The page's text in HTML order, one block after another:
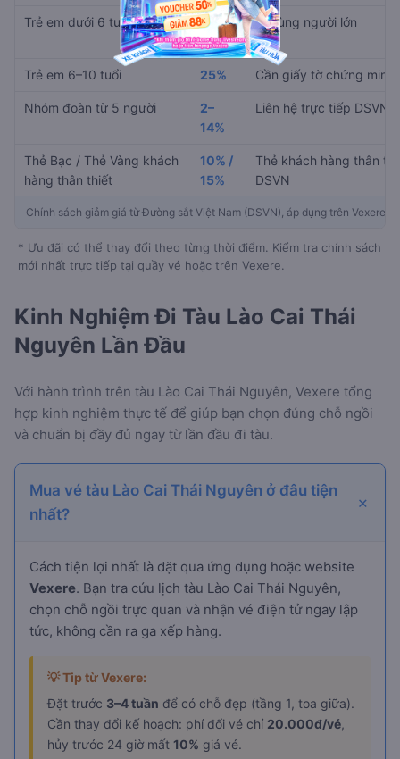
Chính sách giảm giá từ Đường sắt Việt Nam (DSVN), áp dụng trên Vexere
Trẻ em dưới 6 tuổi
Miễn
phí
Đi cùng người lớn
Trẻ em 6–10 tuổi 25% Cần giấy tờ chứng minh
Nhóm đoàn từ 5 người
2–
14%
Liên hệ trực tiếp DSVN
Thẻ Bạc / Thẻ Vàng khách
hàng thân thiết
10% /
15%
Thẻ khách hàng thân
DSVN
* Ưu đãi có thể thay đổi theo từng thời điểm. Kiểm tra chính sách
mới nhất trực tiếp tại quầy vé hoặc trên Vexere.
Kinh Nghiệm Đi Tàu Lào Cai Thái
Nguyên Lần Đầu
Với hành trình trên tàu Lào Cai Thái Nguyên, Vexere tổng
hợp kinh nghiệm thực tế để giúp bạn chọn đúng chỗ ngồi
và chuẩn bị đầy đủ ngay từ lần đầu đi tàu.
Mua vé tàu Lào Cai Thái Nguyên ở đâu tiện
nhất?
Cách tiện lợi nhất là đặt qua ứng dụng hoặc website
Vexere. Bạn tra cứu lịch tàu Lào Cai Thái Nguyên,
chọn chỗ ngồi trực quan và nhận vé điện tử ngay lập
tức, không cần ra ga xếp hàng.
💡 Tip từ Vexere:
Đặt trước 3–4 tuần để có chỗ đẹp (tầng 1, toa giữa).
Cần thay đổi kế hoạch: phí đổi vé chỉ 20.000đ/vé,
hủy trước 24 giờ mất 10% giá vé.